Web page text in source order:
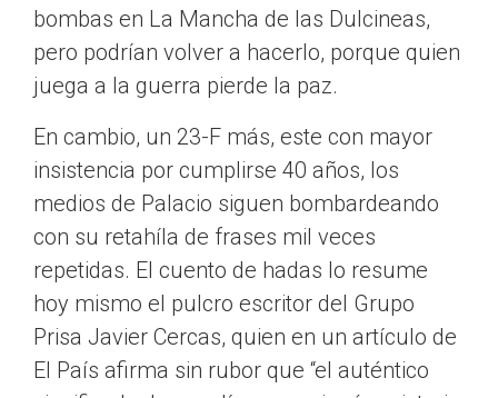
bombas en La Mancha de las Dulcineas,
pero podrían volver a hacerlo, porque quien
juega a la guerra pierde la paz.
En cambio, un 23-F más, este con mayor
insistencia por cumplirse 40 años, los
medios de Palacio siguen bombardeando
con su retahíla de frases mil veces
repetidas. El cuento de hadas lo resume
hoy mismo el pulcro escritor del Grupo
Prisa Javier Cercas, quien en un artículo de
El País afirma sin rubor que “el auténtico